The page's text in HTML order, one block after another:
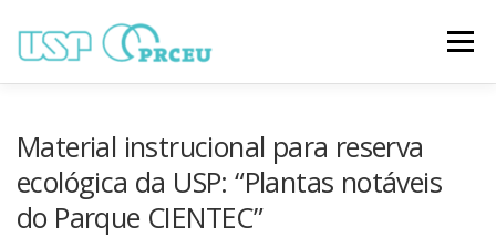
para
Menu
TRABALHOS ONLINE PROGRAMAÇÃO
Material instrucional para reserva
ecológica da USP: “Plantas notáveis
do Parque CIENTEC”